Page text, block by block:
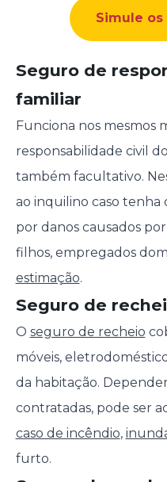
Simule os
Seguro de
familiar
Funciona nos mesmos
responsabilidade civil
também facultativo.
ao inquilino caso tenha
por danos causados
filhos, empregados
estimação.
Seguro de
O seguro de recheio
móveis,
da habitação.
contratadas, pode ser
caso de incêndio,
furto.